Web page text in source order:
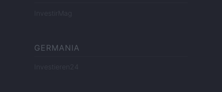
InvestirMag
GERMANIA
Investieren24